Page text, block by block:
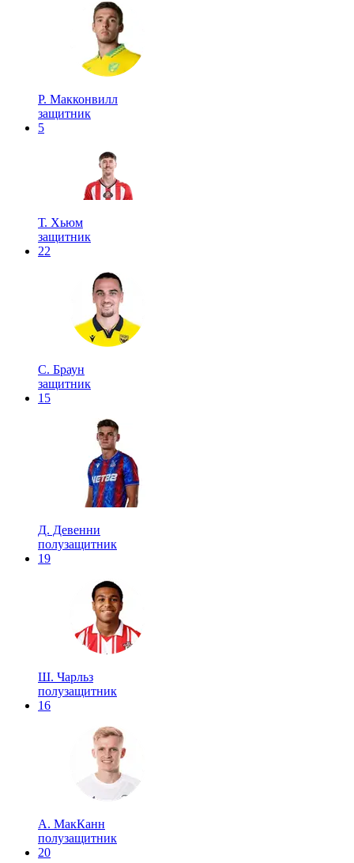
Р. Макконвилл
защитник
5
Т. Хьюм
защитник
22
С. Браун
защитник
15
Д. Девенни
полузащитник
19
Ш. Чарльз
полузащитник
16
А. МакКанн
полузащитник
20